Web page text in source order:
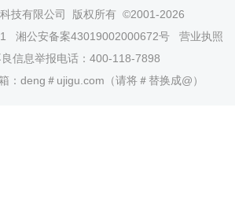
技有限公司
版权所有 ©2001-2026
湘公安备案43019002000672号
营业执照
信息举报电话：400-118-7898
：deng＃ujigu.com（请将＃替换成@）